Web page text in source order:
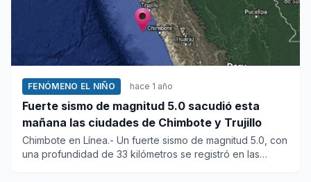
FENÓMENO EL NIÑO hace 1 año
Fuerte sismo de magnitud 5.0 sacudió esta
mañana las ciudades de Chimbote y Trujillo
Chimbote en Línea.- Un fuerte sismo de magnitud 5.0, con
una profundidad de 33 kilómetros se registró en las